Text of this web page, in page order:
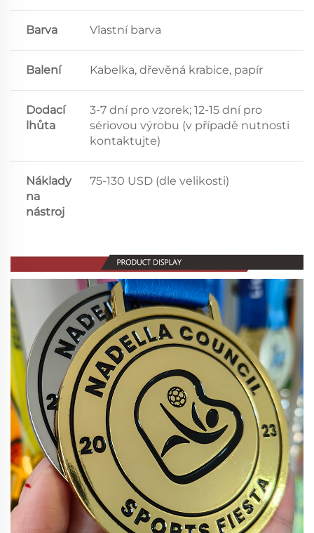
Barva Vlastní barva
Balení Kabelka, dřevěná krabice, papír
Dodací
lhůta
3-7 dní pro vzorek; 12-15 dní pro
sériovou výrobu (v případě nutnosti
kontaktujte)
Náklady
na
nástroj
75-130 USD (dle velikosti)